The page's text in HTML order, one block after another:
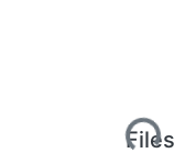
Loading...
Files